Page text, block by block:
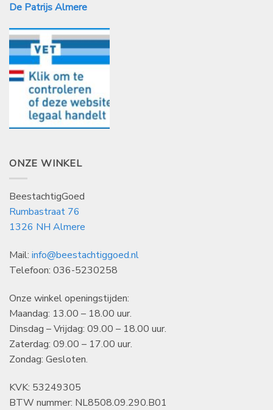
De Patrijs Almere
ONZE WINKEL
BeestachtigGoed
Rumbastraat 76
1326 NH Almere
Mail: info@beestachtiggoed.nl
Telefoon: 036-5230258
Onze winkel openingstijden:
Maandag: 13.00 – 18.00 uur.
Dinsdag – Vrijdag: 09.00 – 18.00 uur.
Zaterdag: 09.00 – 17.00 uur.
Zondag: Gesloten.
KVK: 53249305
BTW nummer: NL8508.09.290.B01